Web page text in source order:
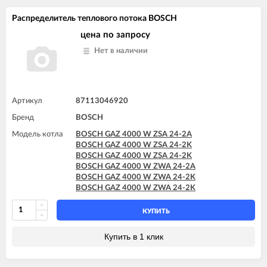
Распределитель теплового потока BOSCH
цена по запросу
Нет в наличии
Артикул 87113046920
Бренд BOSCH
Модель котла
BOSCH GAZ 4000 W ZSA 24-2A
BOSCH GAZ 4000 W ZSA 24-2K
BOSCH GAZ 4000 W ZSA 24-2K
BOSCH GAZ 4000 W ZWA 24-2A
BOSCH GAZ 4000 W ZWA 24-2K
BOSCH GAZ 4000 W ZWA 24-2K
КУПИТЬ
Купить в 1 клик